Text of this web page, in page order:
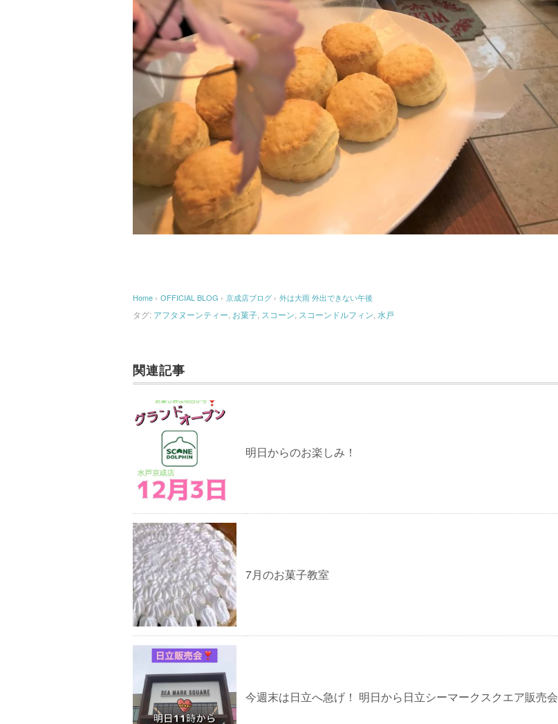
Home › OFFICIAL BLOG › 京成店ブログ › 外は大雨 外出できない午後
タグ: アフタヌーンティー お菓子 スコーン スコーンドルフィン 水戸
関連記事
明日からのお楽しみ！
7月のお菓子教室
今週末は日立へ急げ！ 明日から日立シーマークスクエア販売会